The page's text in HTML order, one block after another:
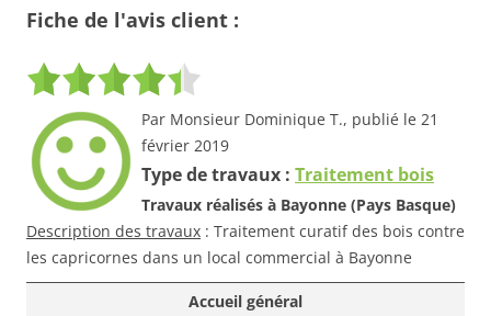
Fiche de l'avis client :
Par Monsieur Dominique T., publié le 21
février 2019
Type de travaux : Traitement bois
Travaux réalisés à Bayonne (Pays Basque)
Description des travaux : Traitement curatif des bois contre
les capricornes dans un local commercial à Bayonne
Accueil général